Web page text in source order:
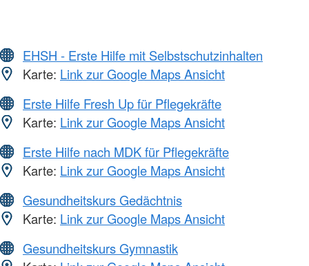
EHSH - Erste Hilfe mit Selbstschutzinhalten
Karte: Link zur Google Maps Ansicht
Erste Hilfe Fresh Up für Pflegekräfte
Karte: Link zur Google Maps Ansicht
Erste Hilfe nach MDK für Pflegekräfte
Karte: Link zur Google Maps Ansicht
Gesundheitskurs Gedächtnis
Karte: Link zur Google Maps Ansicht
Gesundheitskurs Gymnastik